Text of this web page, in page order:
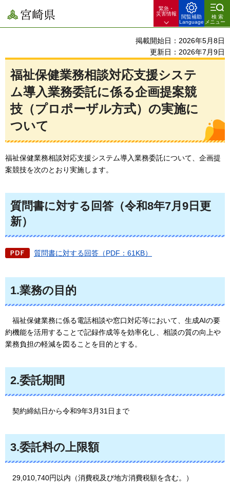
宮崎県
緊急・
災害情報
閲覧補助
Language
検索
メニュー
掲載開始日：2026年5月8日
更新日：2026年7月9日
福祉保健業務相談対応支援システ
ム導入業務委託に係る企画提案競
技（プロポーザル方式）の実施に
ついて
福祉保健業務相談対応支援システム導入業務委託について、企画提
案競技を次のとおり実施します。
質問書に対する回答（令和8年7月9日更
新）
質問書に対する回答（PDF：61KB）
1.業務の目的
福祉保健業務に係る電話相談や窓口対応等において、生成AIの要
約機能を活用することで記録作成等を効率化し、相談の質の向上や
業務負担の軽減を図ることを目的とする。
2.委託期間
契約締結日から令和9年3月31日まで
3.委託料の上限額
29,010,740円以内（消費税及び地方消費税額を含む。）